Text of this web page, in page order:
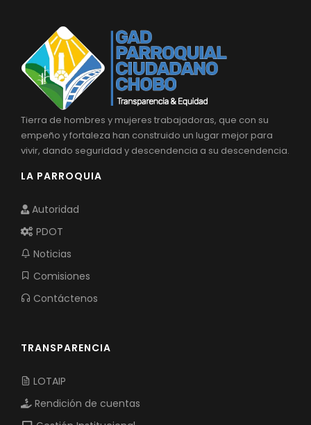
Tierra de hombres y mujeres trabajadoras, que con su
empeño y fortaleza han construido un lugar mejor para
vivir, dando seguridad y descendencia a su descendencia.
LA PARROQUIA
Autoridad
PDOT
Noticias
Comisiones
Contáctenos
TRANSPARENCIA
LOTAIP
Rendición de cuentas